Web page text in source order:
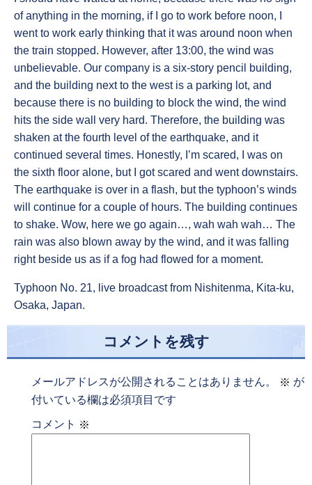
of anything in the morning, if I go to work before noon, I
went to work early thinking that it was around noon when
the train stopped. However, after 13:00, the wind was
unbelievable. Our company is a six-story pencil building,
and the building next to the west is a parking lot, and
because there is no building to block the wind, the wind
hits the side wall very hard. Therefore, the building was
shaken at the fourth level of the earthquake, and it
continued several times. Honestly, I’m scared, I was on
the sixth floor alone, but I got scared and went downstairs.
The earthquake is over in a flash, but the typhoon’s winds
will continue for a couple of hours. The building continues
to shake. Wow, here we go again…, wah wah wah… The
rain was also blown away by the wind, and it was falling
right beside us as if a fog had flowed for a moment.
Typhoon No. 21, live broadcast from Nishitenma, Kita-ku,
Osaka, Japan.
コメントを残す
メールアドレスが公開されることはありません。 ※ が
付いている欄は必須項目です
コメント ※